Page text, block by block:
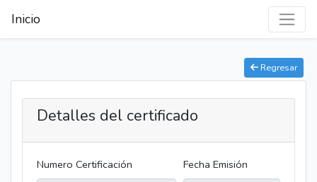
Inicio
Regresar
Detalles del certificado
Numero Certificación Fecha Emisión